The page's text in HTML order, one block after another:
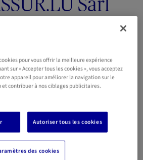
et Pascal
E-mail
74 07 07
Nepper-Weyland vous offre
vos démarches d’assurance : nous
pour vous offrir la meilleure expérience
sur « Accepter tous les cookies », vous acceptez
appareil pour améliorer la navigation sur le
contribuer à nos ciblages publicitaires.
Autoriser tous les cookies
des cookies